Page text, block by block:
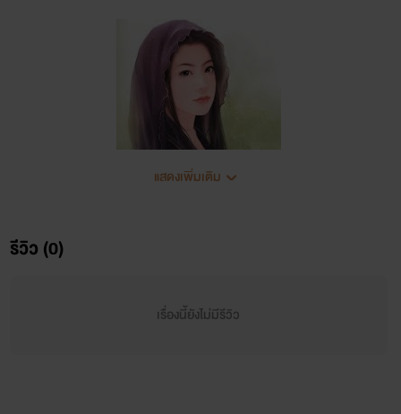
แสดงเพิ่มเติม
รีวิว (0)
เรื่องนี้ยังไม่มีรีวิว